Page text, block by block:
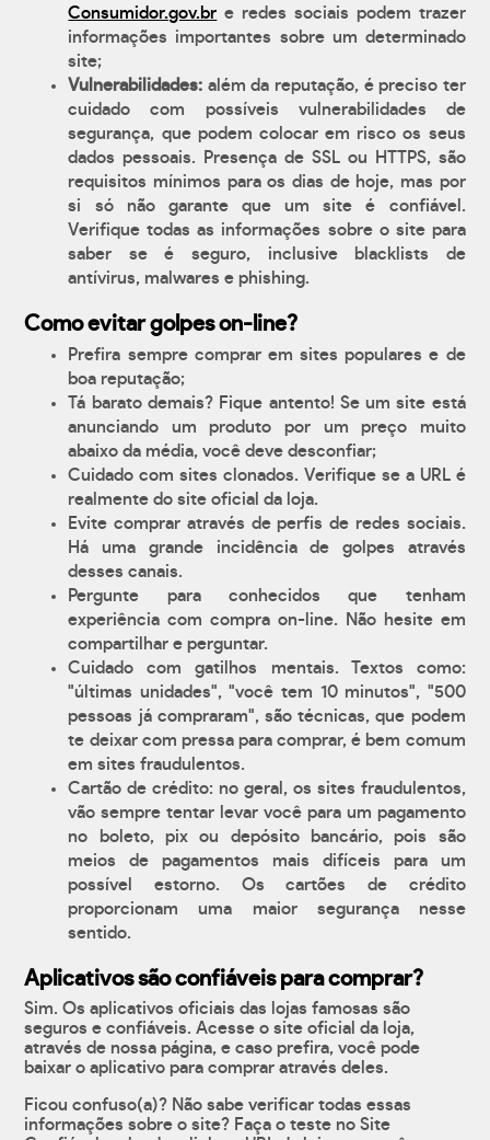
Consumidor.gov.br e redes sociais podem trazer
informações importantes sobre um determinado
site;
Vulnerabilidades: além da reputação, é preciso ter
cuidado com possíveis vulnerabilidades de
segurança, que podem colocar em risco os seus
dados pessoais. Presença de SSL ou HTTPS, são
requisitos mínimos para os dias de hoje, mas por
si só não garante que um site é confiável.
Verifique todas as informações sobre o site para
saber se é seguro, inclusive blacklists de
antívirus, malwares e phishing.
Como evitar golpes on-line?
Prefira sempre comprar em sites populares e de
boa reputação;
Tá barato demais? Fique antento! Se um site está
anunciando um produto por um preço muito
abaixo da média, você deve desconfiar;
Cuidado com sites clonados. Verifique se a URL é
realmente do site oficial da loja.
Evite comprar através de perfis de redes sociais.
Há uma grande incidência de golpes através
desses canais.
Pergunte para conhecidos que tenham
experiência com compra on-line. Não hesite em
compartilhar e perguntar.
Cuidado com gatilhos mentais. Textos como:
"últimas unidades", "você tem 10 minutos", "500
pessoas já compraram", são técnicas, que podem
te deixar com pressa para comprar, é bem comum
em sites fraudulentos.
Cartão de crédito: no geral, os sites fraudulentos,
vão sempre tentar levar você para um pagamento
no boleto, pix ou depósito bancário, pois são
meios de pagamentos mais difíceis para um
possível estorno. Os cartões de crédito
proporcionam uma maior segurança nesse
sentido.
Aplicativos são confiáveis para comprar?
Sim. Os aplicativos oficiais das lojas famosas são
seguros e confiáveis. Acesse o site oficial da loja,
através de nossa página, e caso prefira, você pode
baixar o aplicativo para comprar através deles.
Ficou confuso(a)? Não sabe verificar todas essas
informações sobre o site? Faça o teste no Site